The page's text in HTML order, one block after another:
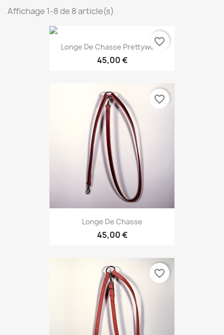
Affichage 1-8 de 8 article(s)
Longe De Chasse Prettywood
45,00 €
favorite_border
Longe De Chasse
45,00 €
favorite_border
favorite_border